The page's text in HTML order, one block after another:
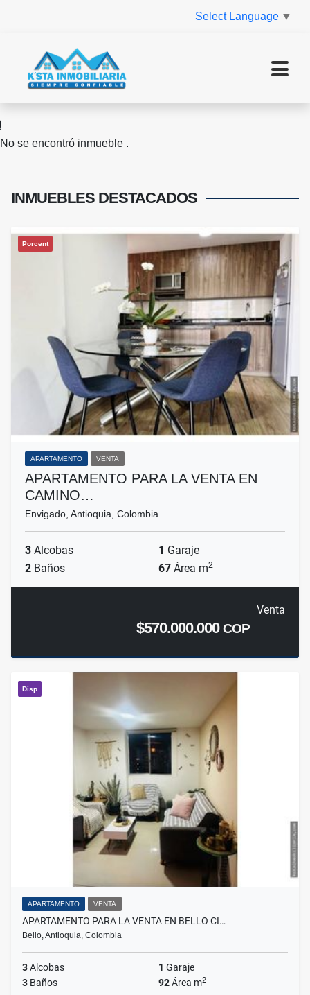
Select Language ▼
No se encontró inmueble .
INMUEBLES DESTACADOS
Porcent
APARTAMENTO VENTA
APARTAMENTO PARA LA VENTA EN
CAMINO…
Envigado, Antioquia, Colombia
3 Alcobas 1 Garaje
2 Baños 67 Área m2
Venta
$570.000.000COP
Disp
APARTAMENTO VENTA
APARTAMENTO PARA LA VENTA EN BELLO CI…
Bello, Antioquia, Colombia
3Alcobas 1 Garaje
3 Baños 92Área m2